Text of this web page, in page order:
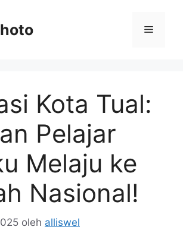
Menu
Kota Tual:
Pelajar
Melaju ke
Nasional!
oleh alliswel